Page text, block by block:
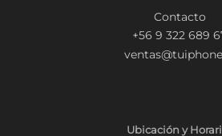
Contacto
+56 9 322 689
Ubicación y